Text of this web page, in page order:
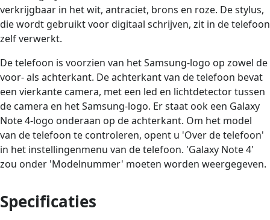
verkrijgbaar in het wit, antraciet, brons en roze. De stylus,
die wordt gebruikt voor digitaal schrijven, zit in de telefoon
zelf verwerkt.
De telefoon is voorzien van het Samsung-logo op zowel de
voor- als achterkant. De achterkant van de telefoon bevat
een vierkante camera, met een led en lichtdetector tussen
de camera en het Samsung-logo. Er staat ook een Galaxy
Note 4-logo onderaan op de achterkant. Om het model
van de telefoon te controleren, opent u 'Over de telefoon'
in het instellingenmenu van de telefoon. 'Galaxy Note 4'
zou onder 'Modelnummer' moeten worden weergegeven.
Specificaties